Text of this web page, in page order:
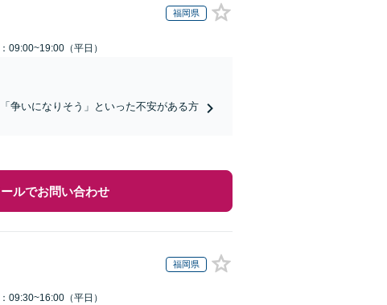
福岡県
09:00~19:00（平日）
争いになりそう」といった不安がある方
ールでお問い合わせ
福岡県
09:30~16:00（平日）